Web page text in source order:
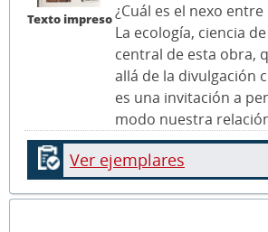
Texto impreso¿Cuál es el nexo
La ecología, ciencia
central de esta obra,
allá de la divulgación
es una invitación a
modo nuestra
Ver ejemplares